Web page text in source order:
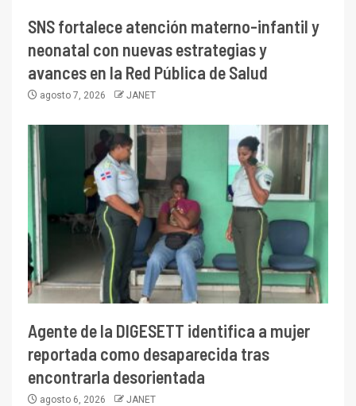
SNS fortalece atención materno-infantil y
neonatal con nuevas estrategias y
avances en la Red Pública de Salud
agosto 7, 2026 JANET
Agente de la DIGESETT identifica a mujer
reportada como desaparecida tras
encontrarla desorientada
agosto 6, 2026 JANET